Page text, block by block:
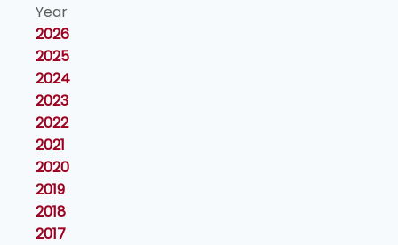
Year
2026
2025
2024
2023
2022
2021
2020
2019
2018
2017